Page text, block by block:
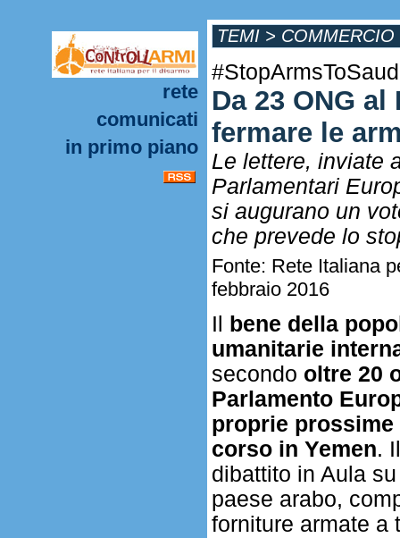
rete
comunicati
in primo piano
TEMI > COMMERCIO
Da 23 ONG
fermare le
Le lettere, inviate
Parlamentari
si augurano un
che prevede lo
Fonte: Rete Italiana
febbraio 2016
Il
bene della
umanitarie
secondo oltre 20
Parlamento
proprie
corso in Yemen.
dibattito in Aula
paese arabo,
forniture armate a